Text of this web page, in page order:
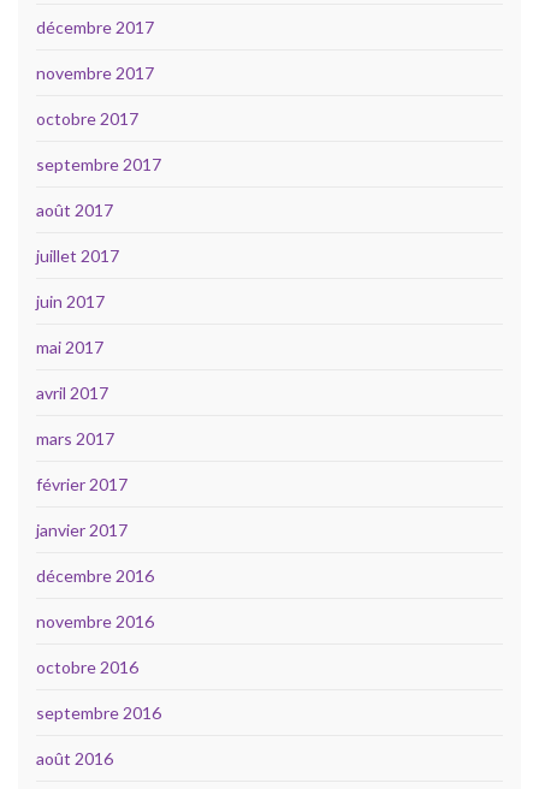
décembre 2017
novembre 2017
octobre 2017
septembre 2017
août 2017
juillet 2017
juin 2017
mai 2017
avril 2017
mars 2017
février 2017
janvier 2017
décembre 2016
novembre 2016
octobre 2016
septembre 2016
août 2016